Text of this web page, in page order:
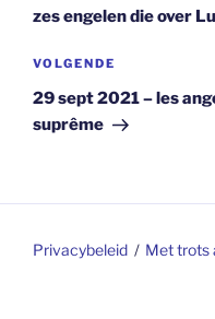
zes engelen die over
Volgend
bericht
VOLGENDE
29 sept 2021 – les
suprême
Privacybeleid Met trots